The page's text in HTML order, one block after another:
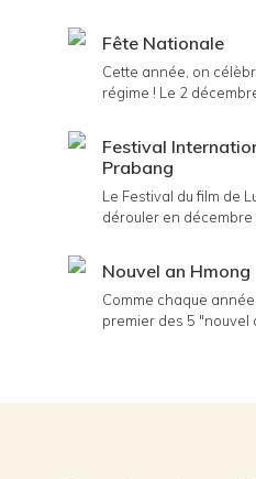
Fête Nationale
Cette année, on
régime ! Le 2
Festival
Prabang
Le Festival du film de
dérouler en décembre
Nouvel an Hmong
Comme chaque
premier des 5 "nouvel